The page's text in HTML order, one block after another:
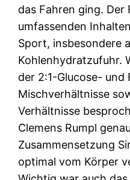
das Fahren ging. Der
umfassenden
Sport, insbesondere
Kohlenhydratzufuhr.
der 2:1-Glucose- und
Mischverhältnisse
Verhältnisse
Clemens Rumpl
Zusammensetzung
optimal vom Körper